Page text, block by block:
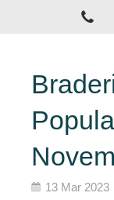
13 Mar 2023